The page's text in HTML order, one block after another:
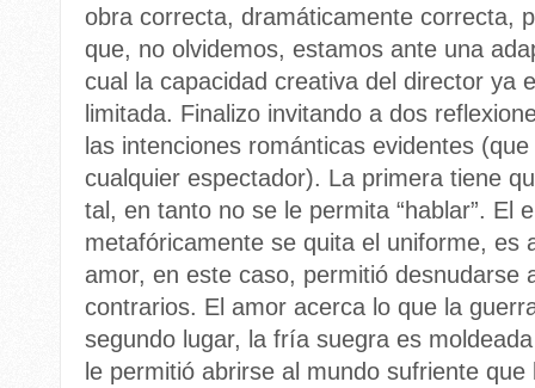
obra correcta, dramáticamente correcta,
que, no olvidemos, estamos ante una
cual la capacidad creativa del director ya
limitada. Finalizo invitando a dos
las intenciones románticas evidentes
cualquier espectador). La primera tiene
tal, en tanto no se le permita “hablar”. El
metafóricamente se quita el uniforme, es
amor, en este caso, permitió desnudarse
contrarios. El amor acerca lo que la
segundo lugar, la fría suegra es
le permitió abrirse al mundo sufriente